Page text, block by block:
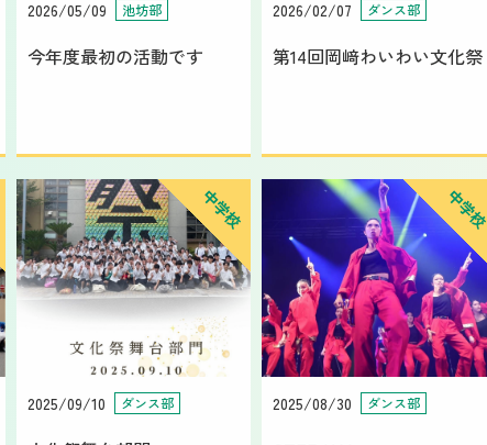
2026/05/09 池坊部
今年度最初の活動です
2026/02/07 ダンス部
第14回岡﨑わいわい文化祭
中学校
2025/09/10 ダンス部
中学校
2025/08/30 ダンス部